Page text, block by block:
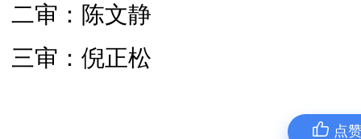
二审：陈文静
三审：倪正松
点